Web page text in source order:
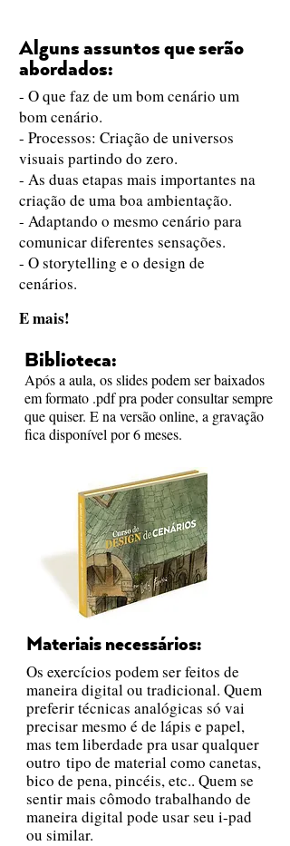
- O que faz de um bom cenário um
bom cenário.
- Processos: Criação de universos
visuais partindo do zero.
- As duas etapas mais importantes na
criação de uma boa ambientação.
- Adaptando o mesmo cenário para
comunicar diferentes sensações.
- O storytelling e o design de
cenários.
E mais!
Alguns assuntos que serão
abordados:
Biblioteca:
Após a aula, os slides podem ser baixados
em formato .pdf pra poder consultar sempre
que quiser. E na versão online, a gravação
fica disponível por 6 meses.
Materiais necessários:
Os exercícios podem ser feitos de
maneira digital ou tradicional. Quem
preferir técnicas analógicas só vai
precisar mesmo é de lápis e papel,
mas tem liberdade pra usar qualquer
outro tipo de material como canetas,
bico de pena, pincéis, etc.. Quem se
sentir mais cômodo trabalhando de
maneira digital pode usar seu i-pad
ou similar.